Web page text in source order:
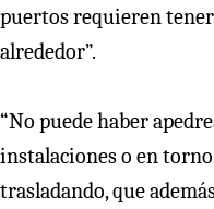
puertos requieren
alrededor”.
“No puede haber
instalaciones o en
trasladando, que